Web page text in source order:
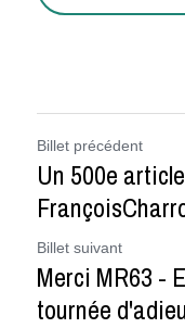
Billet précédent
Un 500e
Billet suivant
Merci MR63 -
tournée d'adieu